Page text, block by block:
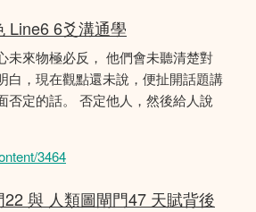
Line6 6爻溝通學
未來物極必反， 他們會未聽清楚對
白，現在觀點還未說，便扯開話題講
否定的話。 否定他人，然後給人說
3464
與 人類圖閘門47 天賦背後